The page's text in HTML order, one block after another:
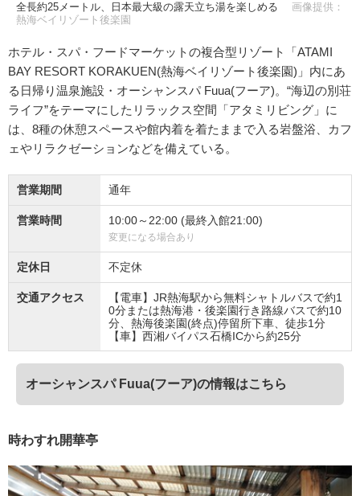
全長約25メートル、日本最大級の露天立ち湯を楽しめる
画像提供：
熱海ベイリゾート後楽園
ホテル・スパ・フードマーケットの複合型リゾート「ATAMI
BAY RESORT KORAKUEN(熱海ベイリゾート後楽園)」内にあ
る日帰り温泉施設・オーシャンスパ Fuua(フーア)。“海辺の別荘
ライフ”をテーマにしたリラックス空間「アタミリビング」に
は、8種の休憩スペースや館内着を着たままで入る岩盤浴、カフ
ェやリラクゼーションなどを備えている。
営業期間 通年
営業時間 10:00～22:00 (最終入館21:00)
変更になる場合あり
定休日 不定休
交通アクセス
【電車】JR熱海駅から無料シャトルバスで約1
0分または熱海港・後楽園行き路線バスで約10
分、熱海後楽園(終点)停留所下車、徒歩1分
【車】西湘バイパス石橋ICから約25分
オーシャンスパ Fuua(フーア)の情報はこちら
時わすれ開華亭